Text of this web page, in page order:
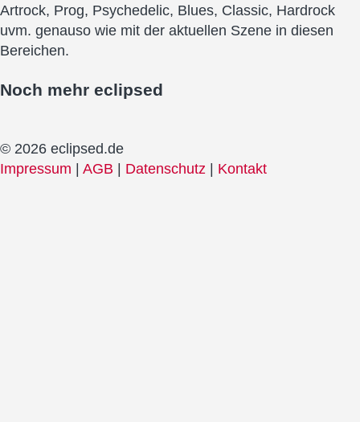
Artrock, Prog, Psychedelic, Blues, Classic, Hardrock
uvm. genauso wie mit der aktuellen Szene in diesen
Bereichen.
Noch mehr eclipsed
© 2026 eclipsed.de
Impressum
AGB Datenschutz Kontakt